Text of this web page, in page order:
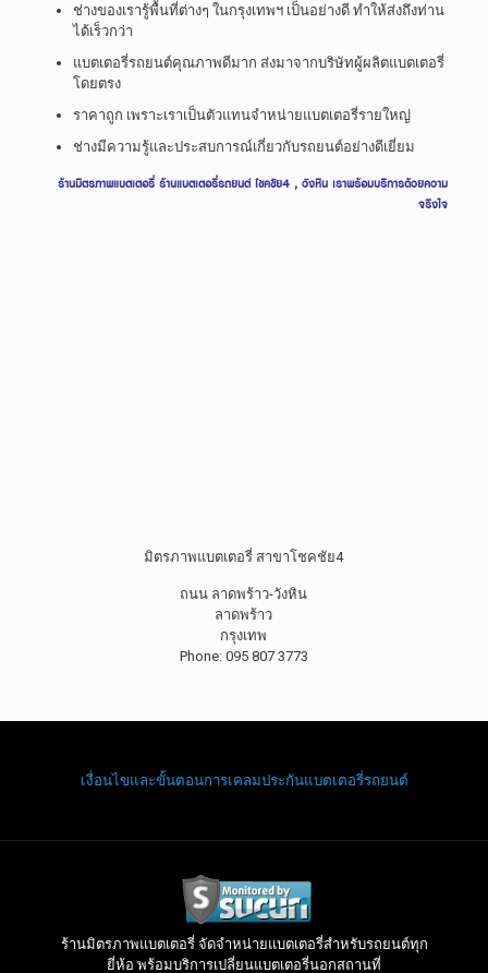
ช่างของเรารู้พื้นที่ต่างๆ ในกรุงเทพฯ เป็นอย่างดี ทำให้ส่งถึงท่าน
ได้เร็วกว่า
แบตเตอรี่รถยนต์คุณภาพดีมาก ส่งมาจากบริษัทผู้ผลิตแบตเตอรี่
โดยตรง
ราคาถูก เพราะเราเป็นตัวแทนจำหน่ายแบตเตอรี่รายใหญ่
ช่างมีความรู้และประสบการณ์เกี่ยวกับรถยนต์อย่างดีเยี่ยม
ร้านมิตรภาพแบตเตอรี่ ร้านแบตเตอรี่รถยนต์ โชคชัย4 , วังหิน เราพร้อมบริการด้วยความ
จริงใจ
มิตรภาพแบตเตอรี่ สาขาโชคชัย4
ถนน ลาดพร้าว-วังหิน
ลาดพร้าว
กรุงเทพ
Phone: 095 807 3773
เงื่อนไขและขั้นตอนการเคลมประกันแบตเตอรี่รถยนต์
ร้านมิตรภาพแบตเตอรี่ จัดจำหน่ายแบตเตอรี่สำหรับรถยนต์ทุก
ยี่ห้อ พร้อมบริการเปลี่ยนแบตเตอรี่นอกสถานที่